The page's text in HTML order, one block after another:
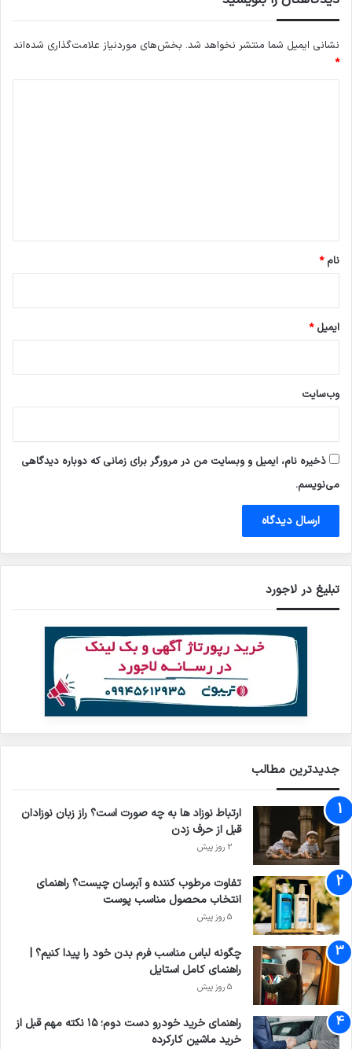
نشانی ایمیل شما منتشر نخواهد شد. بخش‌های موردنیاز علامت‌گذاری شده‌اند
*
نام*
ایمیل*
وب‌سایت
ذخیره نام، ایمیل و وبسایت من در مرورگر برای زمانی که دوباره دیدگاهی
می‌نویسم.
تبلیغ در لاجورد
جدیدترین مطالب
ارتباط نوزاد ها به چه صورت است؟ راز زبان نوزادان
قبل از حرف زدن
2 روز پیش
تفاوت مرطوب کننده و آبرسان چیست؟ راهنمای
انتخاب محصول مناسب پوست
5 روز پیش
چگونه لباس مناسب فرم بدن خود را پیدا کنیم؟ |
راهنمای کامل استایل
5 روز پیش
راهنمای خرید خودرو دست دوم؛ ۱۵ نکته مهم قبل از
خرید ماشین کارکرده